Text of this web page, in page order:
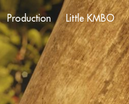
Production Little KMBO